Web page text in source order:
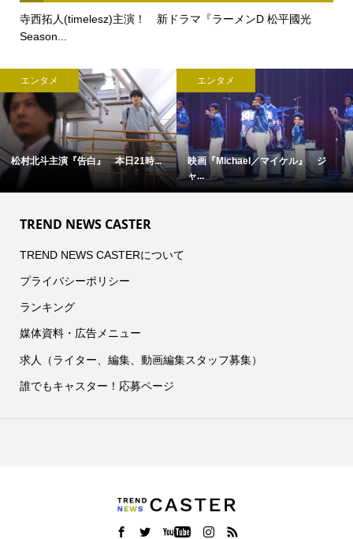
寺西拓人(timelesz)主演！ 新ドラマ『ラーメンD 松平國光
Season...
エンタメ
松村北斗主演『告白』 本日21時...
エンタメ
映画『Michael／マイケル』 ジ
ャ...
TREND NEWS CASTER
TREND NEWS CASTERについて
プライバシーポリシー
ランキング
媒体資料・広告メニュー
求人（ライター、編集、動画編集スタッフ募集）
誰でもキャスター！応募ページ